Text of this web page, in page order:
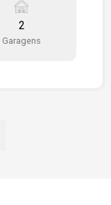
1
em piso
2
Garagens